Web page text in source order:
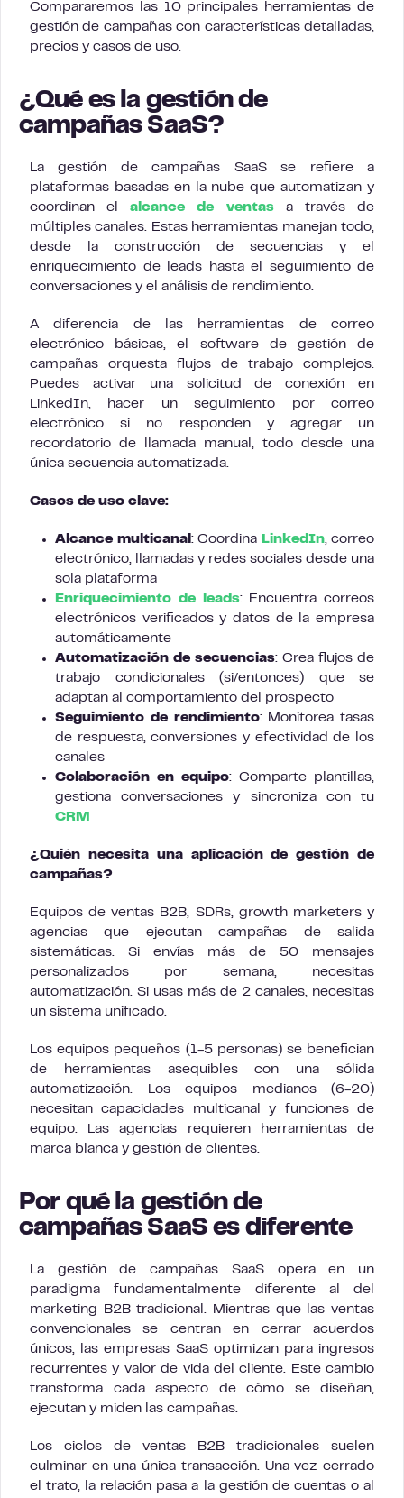
Compararemos las 10 principales herramientas de
gestión de campañas con características detalladas,
precios y casos de uso.
¿Qué es la gestión de
campañas SaaS?
La gestión de campañas SaaS se refiere a
plataformas basadas en la nube que automatizan y
coordinan elalcance de ventasa través de
múltiples canales. Estas herramientas manejan todo,
desde la construcción de secuencias y el
enriquecimiento de leads hasta el seguimiento de
conversaciones y el análisis de rendimiento.
A diferencia de las herramientas de correo
electrónico básicas, el software de gestión de
campañas orquesta flujos de trabajo complejos.
Puedes activar una solicitud de conexión en
LinkedIn, hacer un seguimiento por correo
electrónico si no responden y agregar un
recordatorio de llamada manual, todo desde una
única secuencia automatizada.
Casos de uso clave:
Alcance multicanal : Coordina LinkedIn, correo
electrónico, llamadas y redes sociales desde una
sola plataforma
Enriquecimiento de leads: Encuentra correos
electrónicos verificados y datos de la empresa
automáticamente
Automatización de secuencias: Crea flujos de
trabajo condicionales (si/entonces) que se
adaptan al comportamiento del prospecto
Seguimiento de rendimiento: Monitorea tasas
de respuesta, conversiones y efectividad de los
canales
Colaboración en equipo: Comparte plantillas,
gestiona conversaciones y sincroniza con tu
CRM
¿Quién necesita una aplicación de gestión de
campañas?
Equipos de ventas B2B, SDRs, growth marketers y
agencias que ejecutan campañas de salida
sistemáticas. Si envías más de 50 mensajes
personalizados por semana, necesitas
automatización. Si usas más de 2 canales, necesitas
un sistema unificado.
Los equipos pequeños (1-5 personas) se benefician
de herramientas asequibles con una sólida
automatización. Los equipos medianos (6-20)
necesitan capacidades multicanal y funciones de
equipo. Las agencias requieren herramientas de
marca blanca y gestión de clientes.
Por qué la gestión de
campañas SaaS es diferente
La gestión de campañas SaaS opera en un
paradigma fundamentalmente diferente al del
marketing B2B tradicional. Mientras que las ventas
convencionales se centran en cerrar acuerdos
únicos, las empresas SaaS optimizan para ingresos
recurrentes y valor de vida del cliente. Este cambio
transforma cada aspecto de cómo se diseñan,
ejecutan y miden las campañas.
Los ciclos de ventas B2B tradicionales suelen
culminar en una única transacción. Una vez cerrado
el trato, la relación pasa a la gestión de cuentas o al